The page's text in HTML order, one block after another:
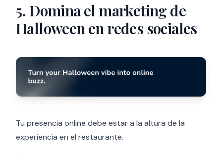
5. Domina el marketing de
Halloween en redes sociales
Tu presencia online debe estar a la altura de la
experiencia en el restaurante.